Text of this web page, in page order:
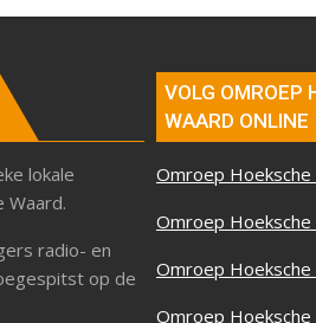
lokale
Waard.
radio- en
op de
VOLG OMROEP
WAARD ONLINE
Omroep Hoeksche
Omroep
Omroep Hoeksche
Omroep